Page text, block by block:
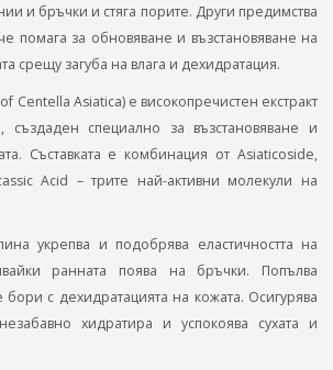
и бръчки и стяга порите. Други предимства
помага за обновяване и възстановяване на
срещу загуба на влага и дехидратация.
Centella Asiatica) е високопречистен екстракт
създаден специално за възстановяване и
Съставката е комбинация от Asiaticoside,
Acid – трите най-активни молекули на
укрепва и подобрява еластичността на
ранната поява на бръчки. Попълва
бори с дехидратацията на кожата. Осигурява
хидратира и успокоява сухата и